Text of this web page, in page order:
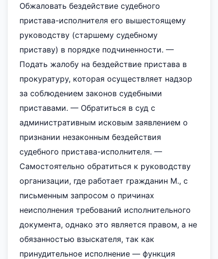
Обжаловать бездействие судебного
пристава-исполнителя его вышестоящему
руководству (старшему судебному
приставу) в порядке подчиненности. —
Подать жалобу на бездействие пристава в
прокуратуру, которая осуществляет надзор
за соблюдением законов судебными
приставами. — Обратиться в суд с
административным исковым заявлением о
признании незаконным бездействия
судебного пристава-исполнителя. —
Самостоятельно обратиться к руководству
организации, где работает гражданин М., с
письменным запросом о причинах
неисполнения требований исполнительного
документа, однако это является правом, а не
обязанностью взыскателя, так как
принудительное исполнение — функция